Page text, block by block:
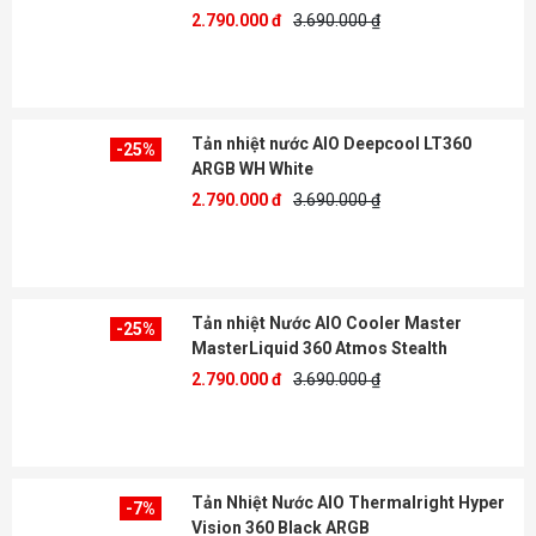
2.790.000 đ 3.690.000 ₫
-25%
Tản nhiệt nước AIO Deepcool LT360
ARGB WH White
2.790.000 đ 3.690.000 ₫
-25%
Tản nhiệt Nước AIO Cooler Master
MasterLiquid 360 Atmos Stealth
2.790.000 đ 3.690.000 ₫
-7%
Tản Nhiệt Nước AIO Thermalright Hyper
Vision 360 Black ARGB